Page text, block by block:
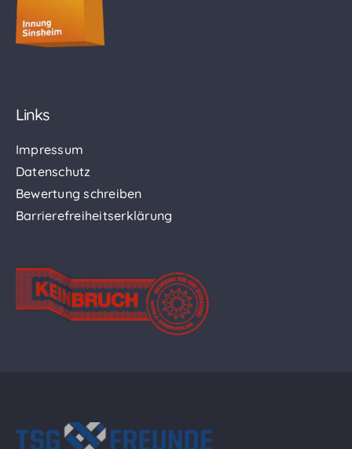
Links
Impressum
Datenschutz
Bewertung schreiben
Barrierefreiheitserklärung